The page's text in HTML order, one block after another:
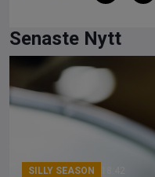
Senaste Nytt
SILLY SEASON